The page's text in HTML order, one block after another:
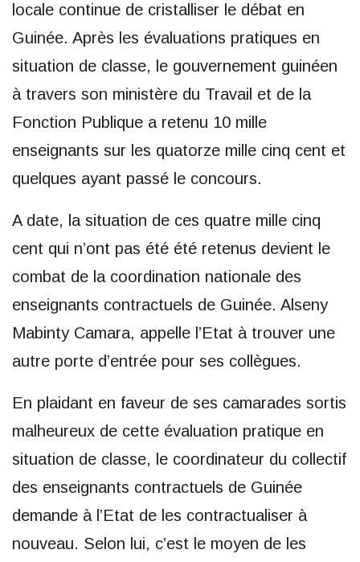
locale continue de cristalliser le débat en
Guinée. Après les évaluations pratiques en
situation de classe, le gouvernement guinéen
à travers son ministère du Travail et de la
Fonction Publique a retenu 10 mille
enseignants sur les quatorze mille cinq cent et
quelques ayant passé le concours.
A date, la situation de ces quatre mille cinq
cent qui n’ont pas été été retenus devient le
combat de la coordination nationale des
enseignants contractuels de Guinée. Alseny
Mabinty Camara, appelle l’Etat à trouver une
autre porte d’entrée pour ses collègues.
En plaidant en faveur de ses camarades sortis
malheureux de cette évaluation pratique en
situation de classe, le coordinateur du collectif
des enseignants contractuels de Guinée
demande à l’Etat de les contractualiser à
nouveau. Selon lui, c’est le moyen de les